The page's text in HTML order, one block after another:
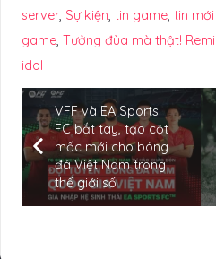
server, Sự kiện, tin game, tin
game, Tưởng đùa mà thật!
idol
VFF và EA Sports
FC bắt tay, tạo cột
mốc mới cho bóng
đá Việt Nam trong
thế giới số